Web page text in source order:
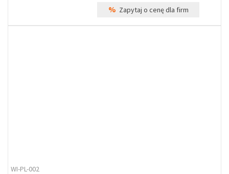
% Zapytaj o cenę dla firm
WI-PL-002